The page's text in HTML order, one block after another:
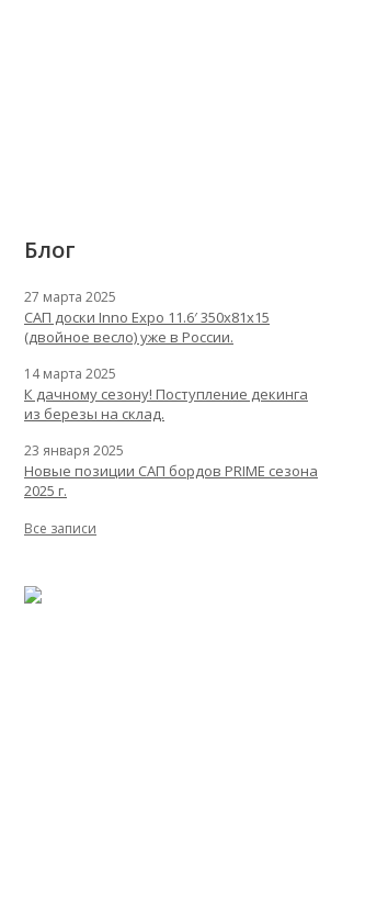
Блог
27 марта 2025
САП доски Inno Expo 11.6′ 350x81x15
(двойное весло) уже в России.
14 марта 2025
К дачному сезону! Поступление декинга
из березы на склад.
23 января 2025
Новые позиции САП бордов PRIME сезона
2025 г.
Все записи